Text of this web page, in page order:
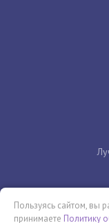
Пользуясь сайтом, вы
принимаете Политику